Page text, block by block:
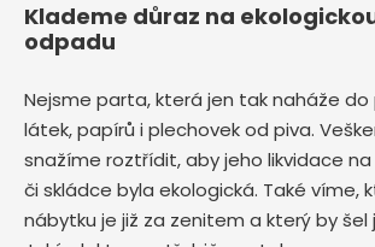
Klademe důraz na
odpadu
Nejsme parta, která jen tak naháže do
látek, papírů i plechovek od piva.
snažíme roztřídit, aby jeho likvidace
či skládce byla ekologická. Také víme,
nábytku je již za zenitem a který by